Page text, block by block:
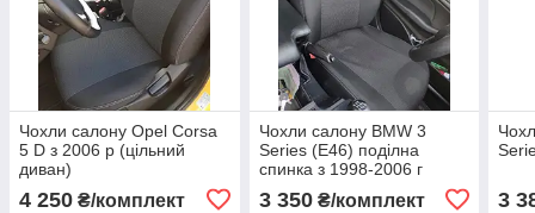
Чохли салону Opel Corsa
5 D з 2006 р (цільний
диван)
4 250 ₴/комплект
Чохли салону BMW 3
Series (E46) поділна
спинка з 1998-2006 г
3 350₴/комплект 3